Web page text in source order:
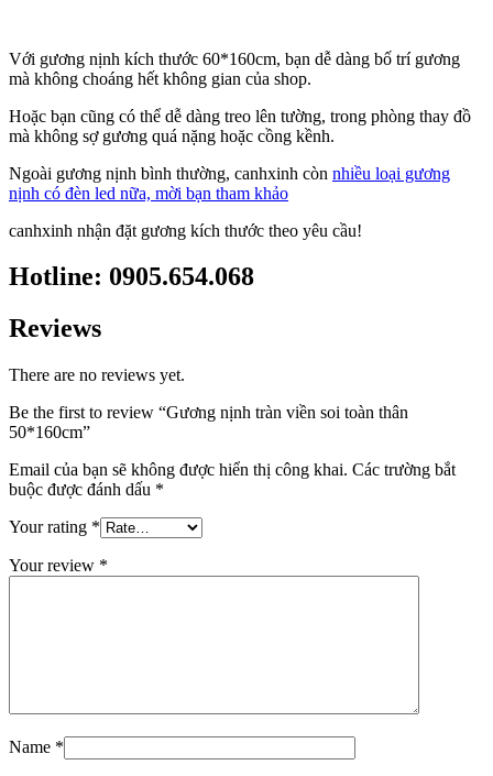
Với gương nịnh kích thước 60*160cm, bạn dễ dàng bố trí gương
mà không choáng hết không gian của shop.
Hoặc bạn cũng có thể dễ dàng treo lên tường, trong phòng thay đồ
mà không sợ gương quá nặng hoặc cồng kềnh.
Ngoài gương nịnh bình thường, canhxinh còn nhiều loại gương
nịnh có đèn led nữa, mời bạn tham khảo
canhxinh nhận đặt gương kích thước theo yêu cầu!
Hotline: 0905.654.068
Reviews
There are no reviews yet.
Be the first to review “Gương nịnh tràn viền soi toàn thân
50*160cm”
Email của bạn sẽ không được hiển thị công khai. Các trường bắt
buộc được đánh dấu *
Your rating *
Your review *
Name *